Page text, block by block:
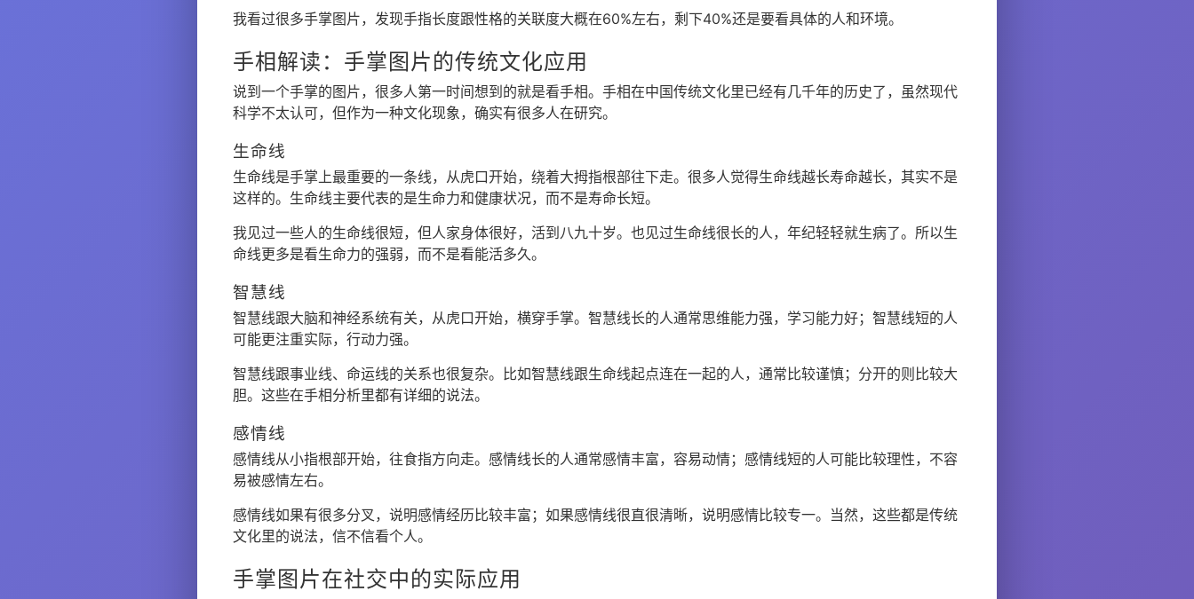
我看过很多手掌图片，发现手指长度跟性格的关联度大概在60%左右，剩下40%还是要看具体的人和环境。
手相解读：手掌图片的传统文化应用
说到一个手掌的图片，很多人第一时间想到的就是看手相。手相在中国传统文化里已经有几千年的历史了，虽然现代
科学不太认可，但作为一种文化现象，确实有很多人在研究。
生命线
生命线是手掌上最重要的一条线，从虎口开始，绕着大拇指根部往下走。很多人觉得生命线越长寿命越长，其实不是
这样的。生命线主要代表的是生命力和健康状况，而不是寿命长短。
我见过一些人的生命线很短，但人家身体很好，活到八九十岁。也见过生命线很长的人，年纪轻轻就生病了。所以生
命线更多是看生命力的强弱，而不是看能活多久。
智慧线
智慧线跟大脑和神经系统有关，从虎口开始，横穿手掌。智慧线长的人通常思维能力强，学习能力好；智慧线短的人
可能更注重实际，行动力强。
智慧线跟事业线、命运线的关系也很复杂。比如智慧线跟生命线起点连在一起的人，通常比较谨慎；分开的则比较大
胆。这些在手相分析里都有详细的说法。
感情线
感情线从小指根部开始，往食指方向走。感情线长的人通常感情丰富，容易动情；感情线短的人可能比较理性，不容
易被感情左右。
感情线如果有很多分叉，说明感情经历比较丰富；如果感情线很直很清晰，说明感情比较专一。当然，这些都是传统
文化里的说法，信不信看个人。
手掌图片在社交中的实际应用